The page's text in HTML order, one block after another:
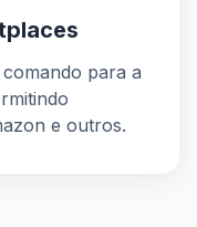
para a
e outros.